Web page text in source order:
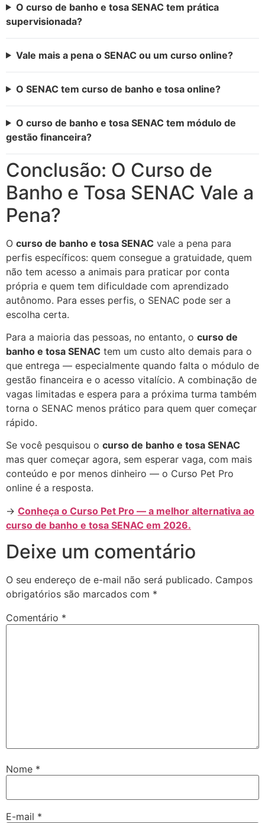
O curso de banho e tosa SENAC tem prática
supervisionada?
Vale mais a pena o SENAC ou um curso online?
O SENAC tem curso de banho e tosa online?
O curso de banho e tosa SENAC tem módulo de
gestão financeira?
Conclusão: O Curso de
Banho e Tosa SENAC Vale a
Pena?
O curso de banho e tosa SENAC vale a pena para
perfis específicos: quem consegue a gratuidade, quem
não tem acesso a animais para praticar por conta
própria e quem tem dificuldade com aprendizado
autônomo. Para esses perfis, o SENAC pode ser a
escolha certa.
Para a maioria das pessoas, no entanto, o curso de
banho e tosa SENAC tem um custo alto demais para o
que entrega — especialmente quando falta o módulo de
gestão financeira e o acesso vitalício. A combinação de
vagas limitadas e espera para a próxima turma também
torna o SENAC menos prático para quem quer começar
rápido.
Se você pesquisou o curso de banho e tosa SENAC
mas quer começar agora, sem esperar vaga, com mais
conteúdo e por menos dinheiro — o Curso Pet Pro
online é a resposta.
→ Conheça o Curso Pet Pro — a melhor alternativa ao
curso de banho e tosa SENAC em 2026.
Deixe um comentário
O seu endereço de e-mail não será publicado. Campos
obrigatórios são marcados com *
Comentário *
Nome *
E-mail *